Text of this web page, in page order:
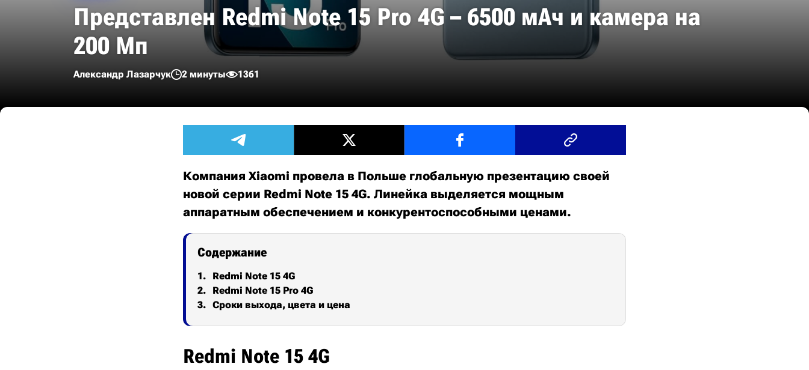
Представлен Redmi Note 15 Pro 4G – 6500 мАч и камера на
200 Мп
Александр Лазарчук 2 минуты 1361
Компания Xiaomi провела в Польше глобальную презентацию своей
новой серии Redmi Note 15 4G. Линейка выделяется мощным
аппаратным обеспечением и конкурентоспособными ценами.
Содержание
Redmi Note 15 4G
Redmi Note 15 Pro 4G
Сроки выхода, цвета и цена
Redmi Note 15 4G